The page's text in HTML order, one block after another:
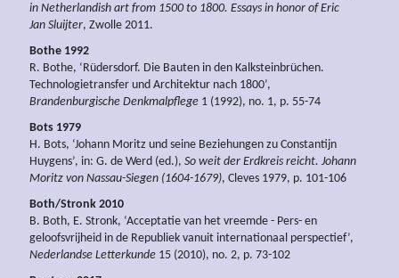
in Netherlandish art from 1500 to 1800. Essays in honor of Eric
Jan Sluijter, Zwolle 2011.
Bothe 1992
R. Bothe, ‘Rüdersdorf. Die Bauten in den Kalksteinbrüchen.
Technologietransfer und Architektur nach 1800’,
Brandenburgische Denkmalpflege 1 (1992), no. 1, p. 55-74
Bots 1979
H. Bots, ‘Johann Moritz und seine Beziehungen zu Constantijn
Huygens’, in: G. de Werd (ed.), So weit der Erdkreis reicht. Johann
Moritz von Nassau-Siegen (1604-1679), Cleves 1979, p. 101-106
Both/Stronk 2010
B. Both, E. Stronk, ‘Acceptatie van het vreemde - Pers- en
geloofsvrijheid in de Republiek vanuit internationaal perspectief’,
Nederlandse Letterkunde 15 (2010), no. 2, p. 73-102